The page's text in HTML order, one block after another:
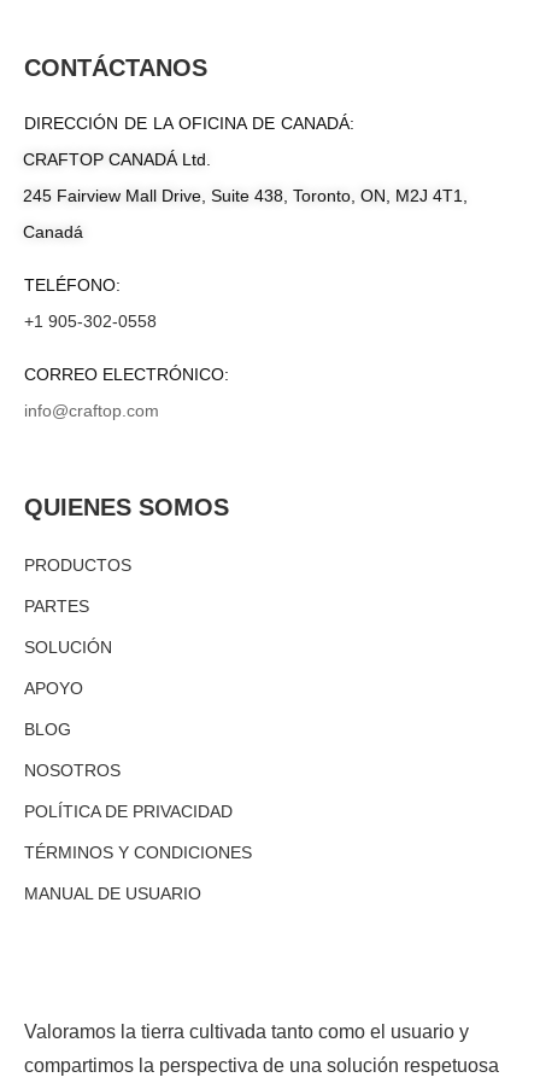
Valoramos la tierra cultivada tanto como el usuario y
compartimos la perspectiva de una solución respetuosa
QUIENES SOMOS
PRODUCTOS
PARTES
SOLUCIÓN
APOYO
BLOG
NOSOTROS
POLÍTICA DE PRIVACIDAD
TÉRMINOS Y CONDICIONES
MANUAL DE USUARIO
CONTÁCTANOS
DIRECCIÓN DE LA OFICINA DE CANADÁ:
CRAFTOP CANADÁ Ltd.
245 Fairview Mall Drive, Suite 438, Toronto, ON, M2J 4T1,
Canadá
TELÉFONO:
+1 905-302-0558
CORREO ELECTRÓNICO:
info@craftop.com